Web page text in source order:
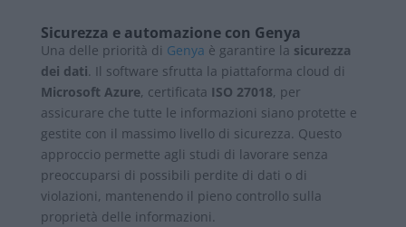
Sicurezza e automazione con Genya
Una delle priorità di Genya è garantire la sicurezza
dei dati . Il software sfrutta la piattaforma cloud di
Microsoft Azure, certificata ISO 27018, per
assicurare che tutte le informazioni siano protette e
gestite con il massimo livello di sicurezza. Questo
approccio permette agli studi di lavorare senza
preoccuparsi di possibili perdite di dati o di
violazioni, mantenendo il pieno controllo sulla
proprietà delle informazioni.